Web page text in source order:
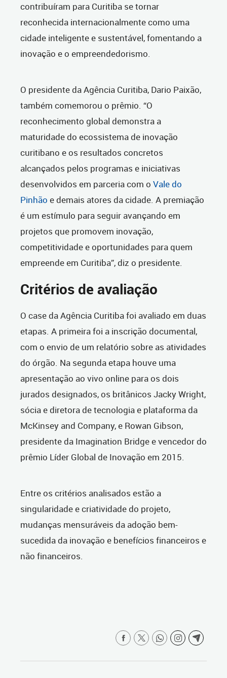
contribuíram para Curitiba se tornar
reconhecida internacionalmente como uma
cidade inteligente e sustentável, fomentando a
inovação e o empreendedorismo.
O presidente da Agência Curitiba, Dario Paixão,
também comemorou o prêmio. “O
reconhecimento global demonstra a
maturidade do ecossistema de inovação
curitibano e os resultados concretos
alcançados pelos programas e iniciativas
desenvolvidos em parceria com o Vale do
Pinhão e demais atores da cidade. A premiação
é um estímulo para seguir avançando em
projetos que promovem inovação,
competitividade e oportunidades para quem
empreende em Curitiba”, diz o presidente.
Critérios de avaliação
O case da Agência Curitiba foi avaliado em duas
etapas. A primeira foi a inscrição documental,
com o envio de um relatório sobre as atividades
do órgão. Na segunda etapa houve uma
apresentação ao vivo online para os dois
jurados designados, os britânicos Jacky Wright,
sócia e diretora de tecnologia e plataforma da
McKinsey and Company, e Rowan Gibson,
presidente da Imagination Bridge e vencedor do
prêmio Líder Global de Inovação em 2015.
Entre os critérios analisados estão a
singularidade e criatividade do projeto,
mudanças mensuráveis da adoção bem-
sucedida da inovação e benefícios financeiros e
não financeiros.